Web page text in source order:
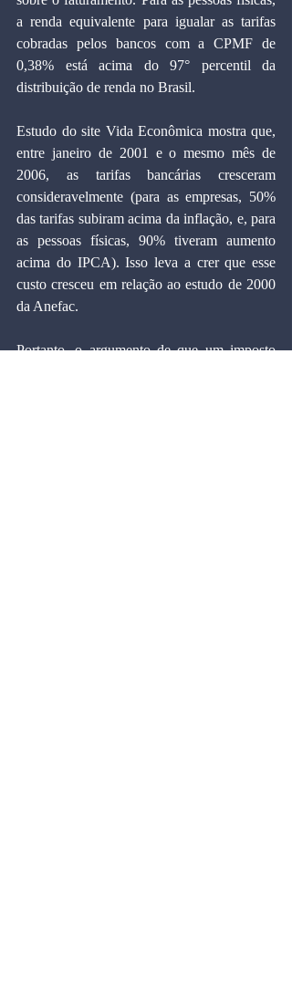
a renda equivalente para igualar as tarifas
cobradas pelos bancos com a CPMF de
0,38% está acima do 97° percentil da
distribuição de renda no Brasil.
Estudo do site Vida Econômica mostra que,
entre janeiro de 2001 e o mesmo mês de
2006, as tarifas bancárias cresceram
consideravelmente (para as empresas, 50%
das tarifas subiram acima da inflação, e, para
as pessoas físicas, 90% tiveram aumento
acima do IPCA). Isso leva a crer que esse
custo cresceu em relação ao estudo de 2000
da Anefac.
Portanto, o argumento de que um imposto